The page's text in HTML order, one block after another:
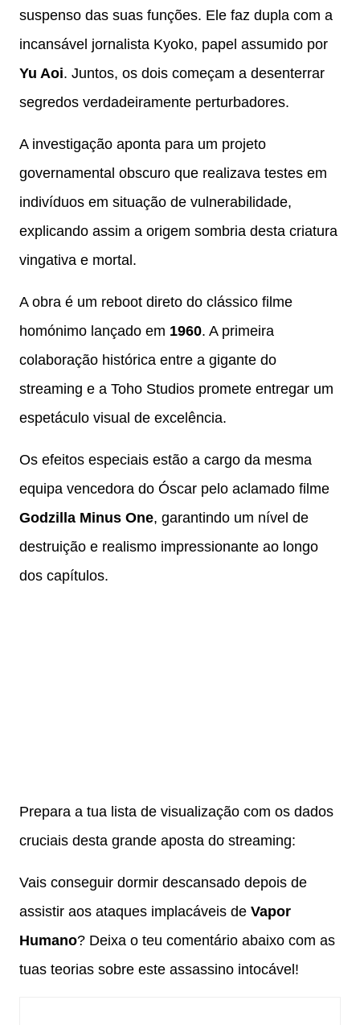
suspenso das suas funções. Ele faz dupla com a
incansável jornalista Kyoko, papel assumido por
Yu Aoi. Juntos, os dois começam a desenterrar
segredos verdadeiramente perturbadores.
A investigação aponta para um projeto
governamental obscuro que realizava testes em
indivíduos em situação de vulnerabilidade,
explicando assim a origem sombria desta criatura
vingativa e mortal.
A obra é um reboot direto do clássico filme
homónimo lançado em 1960. A primeira
colaboração histórica entre a gigante do
streaming e a Toho Studios promete entregar um
espetáculo visual de excelência.
Os efeitos especiais estão a cargo da mesma
equipa vencedora do Óscar pelo aclamado filme
Godzilla Minus One, garantindo um nível de
destruição e realismo impressionante ao longo
dos capítulos.
Prepara a tua lista de visualização com os dados
cruciais desta grande aposta do streaming:
Vais conseguir dormir descansado depois de
assistir aos ataques implacáveis de Vapor
Humano? Deixa o teu comentário abaixo com as
tuas teorias sobre este assassino intocável!